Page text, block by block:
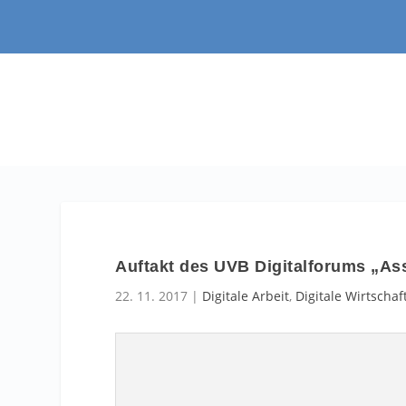
Auftakt des UVB Digitalforums
22. 11. 2017 | Digitale Arbeit, Digitale